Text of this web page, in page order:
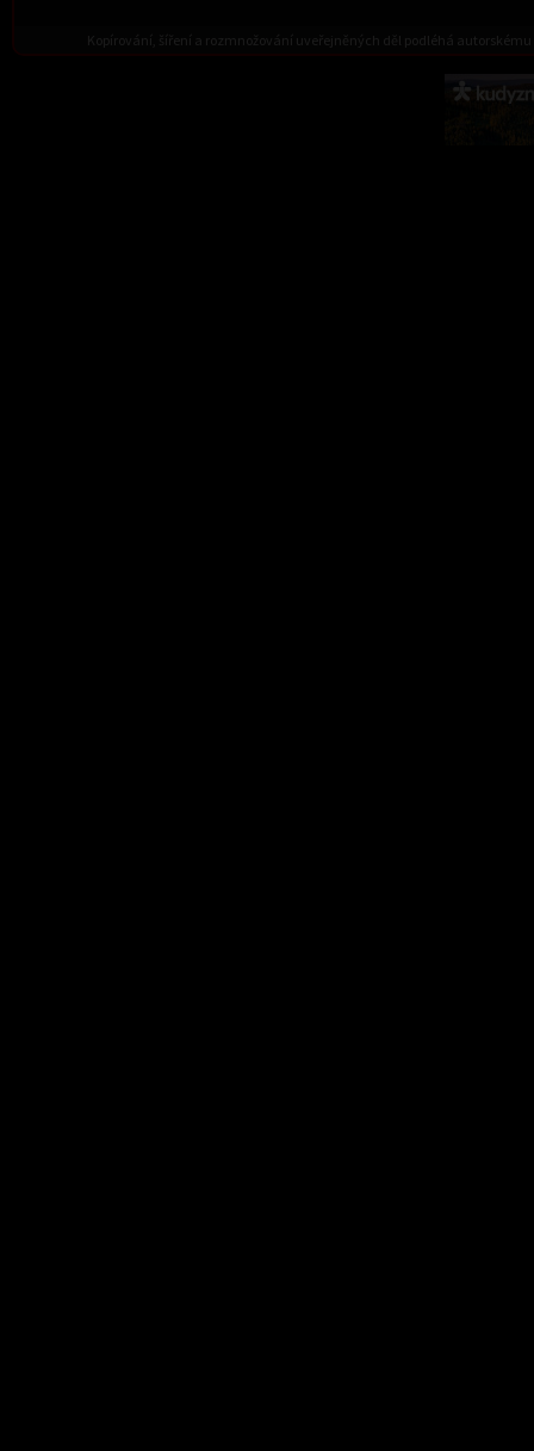
Kopírování, šíření a rozmnožování uveřejněných děl podléhá autorskému